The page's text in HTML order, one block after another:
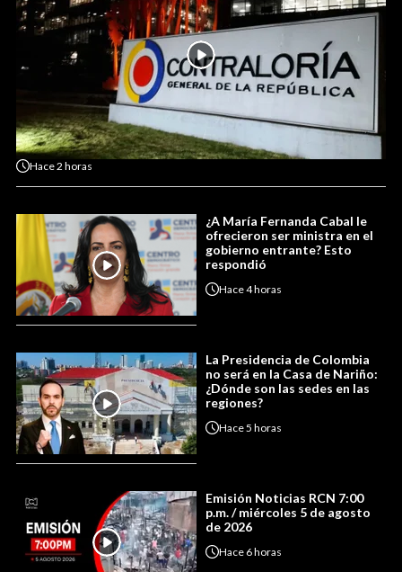
Hace2 horas
¿A María Fernanda Cabal le
ofrecieron ser ministra en el
gobierno entrante? Esto
respondió
Hace4 horas
La Presidencia de Colombia
no será en la Casa de Nariño:
¿Dónde son las sedes en las
regiones?
Hace5 horas
Emisión Noticias RCN 7:00
p.m. / miércoles 5 de agosto
de 2026
Hace 6 horas